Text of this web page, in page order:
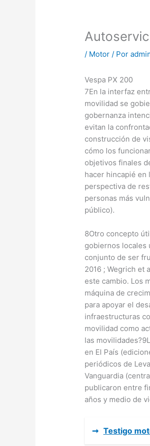
/ Motor / Por
Vespa PX 200
7En la interfaz
movilidad se
gobernanza
evitan la
construcción de
cómo los
objetivos finales
hacer hincapié en
perspectiva de
personas más
público).
8Otro concepto
gobiernos locales
conjunto de ser
2016 ; Wegrich et
este cambio. Los
máquina de
para apoyar el
infraestructuras
movilidad como
las
en El País
periódicos de
Vanguardia
publicaron entre
años y medio de
➞ Testigo